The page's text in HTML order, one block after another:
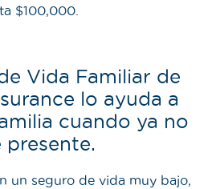
$100,000.
Vida Familiar de
lo ayuda a
cuando ya no
presente.
un seguro de vida muy bajo,